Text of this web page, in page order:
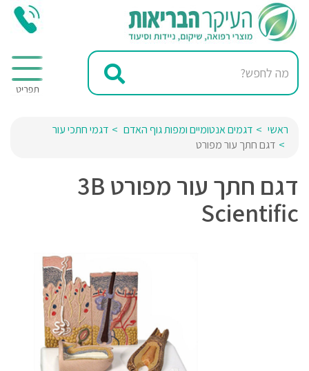
ראשי דגמים אנטומיים ומפות גוף האדם
דגמי חתכי עור
דגם חתך עור מפורט
דגם חתך עור מפורט 3B
Scientific